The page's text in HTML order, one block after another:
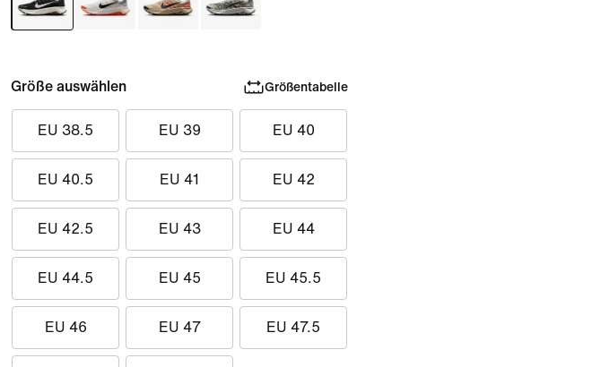
Größe auswählen Größentabelle
EU 38.5 EU 39 EU 40
EU 40.5 EU 41 EU 42
EU 42.5 EU 43 EU 44
EU 44.5 EU 45 EU 45.5
EU 46 EU 47 EU 47.5